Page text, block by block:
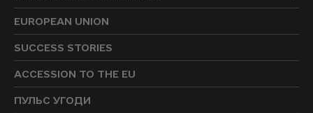
EUROPEAN UNION
SUCCESS STORIES
ACCESSION TO THE EU
ПУЛЬС УГОДИ